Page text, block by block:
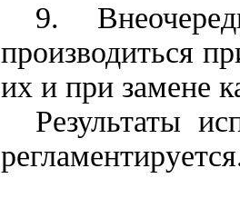
9.
производиться
их и при замене
Результаты